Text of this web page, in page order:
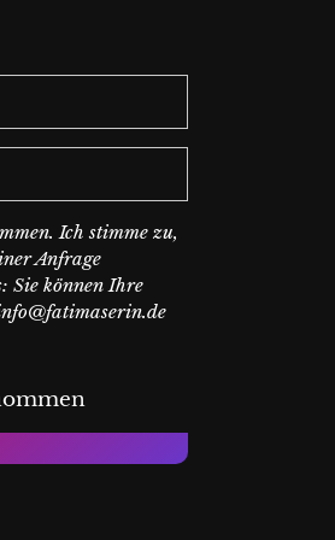
Ich stimme zu,
Anfrage
Sie können Ihre